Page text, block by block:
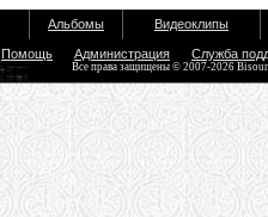
Альбомы Видеоклипы
Помощь Администрация Служба
Все права защищены © 2007-2026